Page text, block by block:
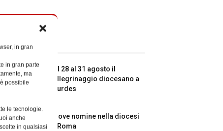
in gran
in gran parte
ma
possibile
le tecnologie.
anche
in qualsiasi
recenti
Dal 28 al 31 agosto il
pellegrinaggio diocesano a
Lourdes
Nuove nomine nella diocesi
di Roma